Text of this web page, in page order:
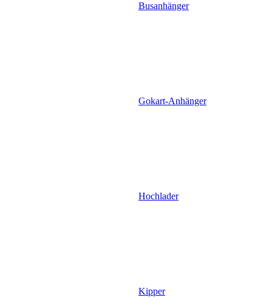
Busanhänger
Gokart-Anhänger
Hochlader
Kipper